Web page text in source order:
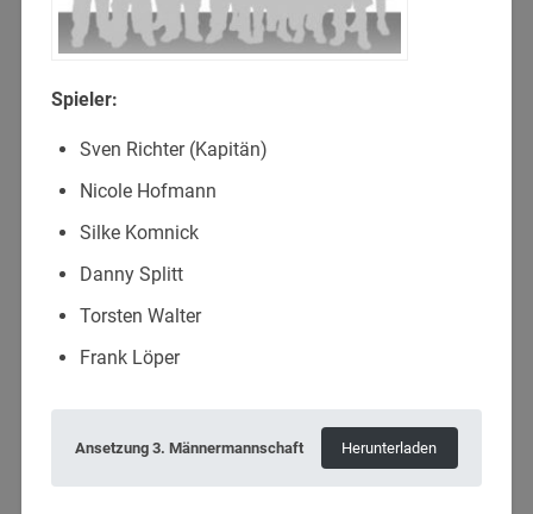
Spieler:
Sven Richter (Kapitän)
Nicole Hofmann
Silke Komnick
Danny Splitt
Torsten Walter
Frank Löper
Ansetzung 3. Männermannschaft Herunterladen